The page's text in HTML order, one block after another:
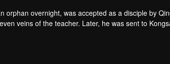
orphan overnight, was accepted as a disciple by
veins of the teacher. Later, he was sent to
Lu Xueqi were in danger. And met and rescued the